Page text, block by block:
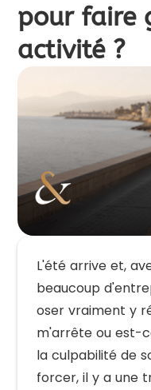
pour faire
activité ?
L'été arrive et,
beaucoup
oser vraiment y
m'arrête ou est-
la culpabilité de
forcer, il y a une